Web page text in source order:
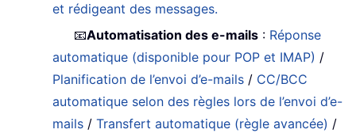
et rédigeant des messages.
📧Automatisation des e-mails : Réponse
automatique (disponible pour POP et IMAP) /
Planification de l’envoi d’e-mails / CC/BCC
automatique selon des règles lors de l’envoi d’e-
mails /Transfert automatique (règle avancée) /